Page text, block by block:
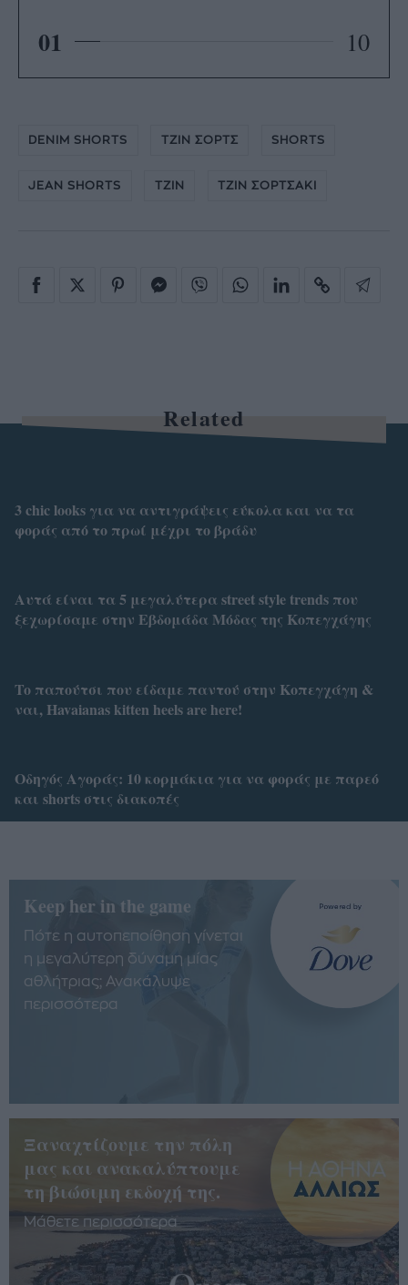
01 10
DENIM SHORTS TZIN ΣΟΡΤΣ SHORTS
JEAN SHORTS ΤΖΙΝ ΤΖΙΝ ΣΟΡΤΣΑΚΙ
Related
3 chic looks για να αντιγράψεις εύκολα και να τα
φοράς από το πρωί μέχρι το βράδυ
Αυτά είναι τα 5 μεγαλύτερα street style trends που
ξεχωρίσαμε στην Εβδομάδα Μόδας της Κοπεγχάγης
To παπούτσι που είδαμε παντού στην Κοπεγχάγη &
ναι, Havaianas kitten heels are here!
Οδηγός Αγοράς: 10 κορμάκια για να φοράς με παρεό
και shorts στις διακοπές
Keep her in the game
Πότε η αυτοπεποίθηση γίνεται
η μεγαλύτερη δύναμη μίας
αθλήτριας; Ανακάλυψε
περισσότερα
Ξαναχτίζουμε την πόλη
μας και ανακαλύπτουμε
τη βιώσιμη εκδοχή της.
Μάθετε περισσότερα